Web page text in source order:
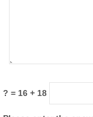
+
16
= ?